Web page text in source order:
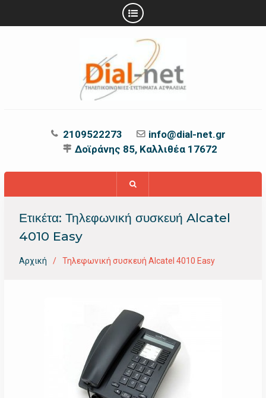
2109522273
info@dial-net.gr
Δοϊράνης 85, Καλλιθέα 17672
Ετικέτα: Τηλεφωνική συσκευή Alcatel
4010 Easy
Αρχική Τηλεφωνική συσκευή Alcatel 4010 Easy